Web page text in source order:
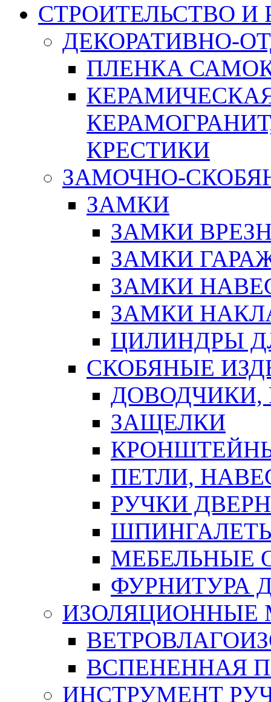
СТРОИТЕЛЬСТВО И
ДЕКОРАТИВНО-
ПЛЕНКА
КРЕСТИКИ
ЗАМОЧНО-
ЗАМКИ
ЗАМКИ
ЗАМКИ
ЗАМКИ
ЗАМКИ
ЦИЛИНДРЫ
СКОБЯНЫЕ
ЗАЩЕЛКИ
ПЕТЛИ,
РУЧКИ
МЕБЕЛЬНЫЕ
ФУРНИТУРА
ИЗОЛЯЦИОННЫЕ
ВСПЕНЕННАЯ
ИНСТРУМЕНТ